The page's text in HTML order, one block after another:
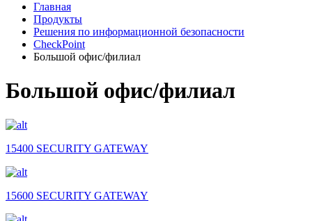
Главная
Продукты
Решения по информационной безопасности
CheckPoint
Большой офис/филиал
Большой офис/филиал
15400 SECURITY GATEWAY
15600 SECURITY GATEWAY